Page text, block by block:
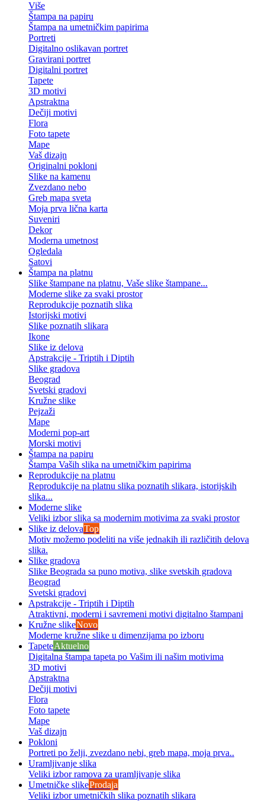
Više
Štampa na papiru
Štampa na umetničkim papirima
Portreti
Digitalno oslikavan portret
Gravirani portret
Digitalni portret
Tapete
3D motivi
Apstraktna
Dečiji motivi
Flora
Foto tapete
Mape
Vaš dizajn
Originalni pokloni
Slike na kamenu
Zvezdano nebo
Greb mapa sveta
Moja prva lična karta
Suveniri
Dekor
Moderna umetnost
Ogledala
Satovi
Štampa na platnu
Slike štampane na platnu, Vaše slike štampane...
Moderne slike za svaki prostor
Reprodukcije poznatih slika
Istorijski motivi
Slike poznatih slikara
Ikone
Slike iz delova
Apstrakcije - Triptih i Diptih
Slike gradova
Beograd
Svetski gradovi
Kružne slike
Pejzaži
Mape
Moderni pop-art
Morski motivi
Štampa na papiru
Štampa Vaših slika na umetničkim papirima
Reprodukcije na platnu
Reprodukcije na platnu slika poznatih slikara, istorijskih
slika...
Moderne slike
Veliki izbor slika sa modernim motivima za svaki prostor
Slike iz delovaTop
Motiv možemo podeliti na više jednakih ili različitih delova
slika.
Slike gradova
Slike Beograda sa puno motiva, slike svetskih gradova
Beograd
Svetski gradovi
Apstrakcije - Triptih i Diptih
Atraktivni, moderni i savremeni motivi digitalno štampani
Kružne slikeNovo
Moderne kružne slike u dimenzijama po izboru
TapeteAktuelno
Digitalna štampa tapeta po Vašim ili našim motivima
3D motivi
Apstraktna
Dečiji motivi
Flora
Foto tapete
Mape
Vaš dizajn
Pokloni
Portreti po želji, zvezdano nebi, greb mapa, moja prva..
Uramljivanje slika
Veliki izbor ramova za uramljivanje slika
Umetničke slikeProdaja
Veliki izbor umetničkih slika poznatih slikara